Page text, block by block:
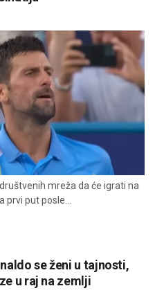
mreža da će igrati na
put posle...
se ženi u tajnosti,
u raj na zemlji